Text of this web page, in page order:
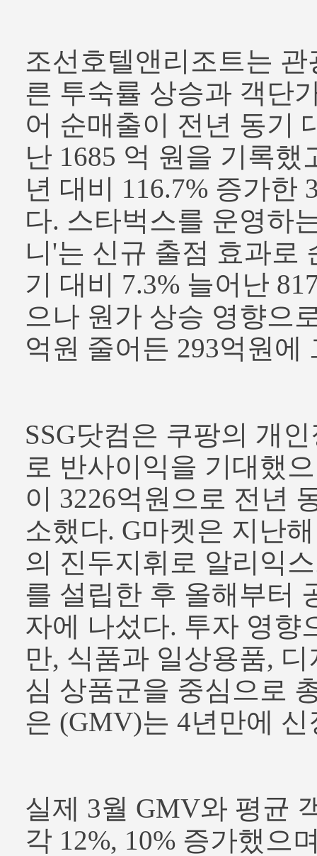
조선호텔앤리조트는
른 투숙률 상승과 객단
어 순매출이 전년 동기
난 1685 억 원을 기록했
년 대비 116.7% 증가한
다. 스타벅스를 운영하
니'는 신규 출점 효과로
기 대비 7.3% 늘어난
으나 원가 상승 영향으
억원 줄어든 293억원에
SSG닷컴은 쿠팡의 개
로 반사이익을 기대했
이 3226억원으로 전년
소했다. G마켓은 지난
의 진두지휘로 알리익
를 설립한 후 올해부터
자에 나섰다. 투자 영향
만, 식품과 일상용품,
심 상품군을 중심으로
은 (GMV)는 4년만에
실제 3월 GMV와 평균
각 12%, 10% 증가했으